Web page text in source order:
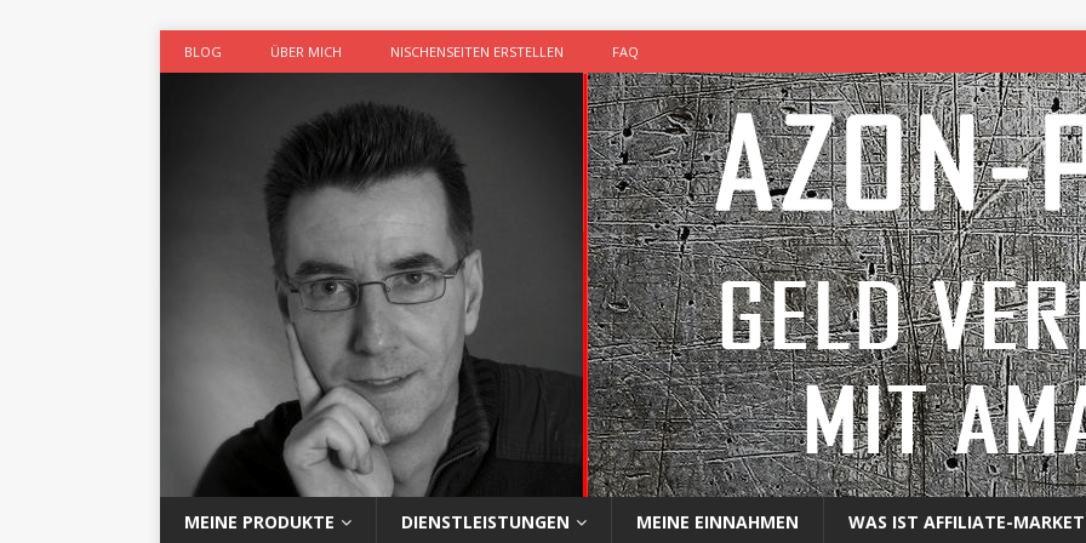
BLOG ÜBER MICH NISCHENSEITEN ERSTELLEN FAQ
MEINE PRODUKTE DIENSTLEISTUNGEN MEINE EINNAHMEN WAS IST AFFILIATE-